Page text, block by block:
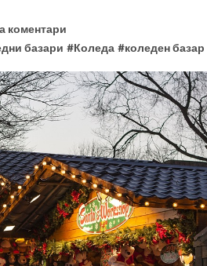
коментари
базари #Коледа #коледен базар